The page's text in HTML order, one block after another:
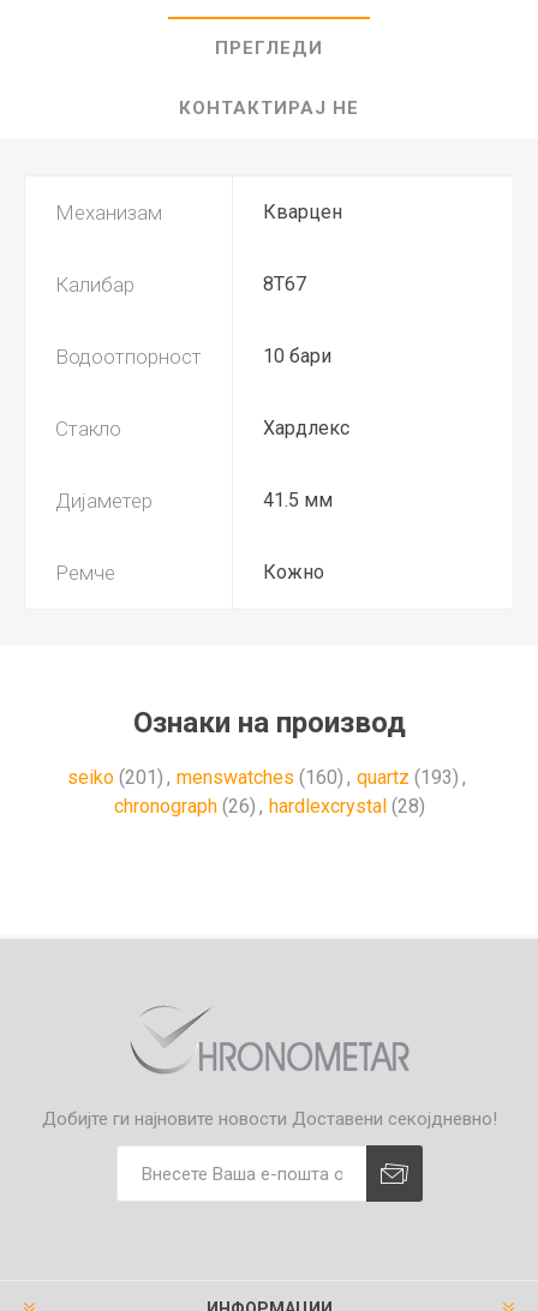
ПРЕГЛЕДИ
КОНТАКТИРАЈ НЕ
Механизам Кварцен
Калибар 8T67
Водоотпорност 10 бари
Стакло Хардлекс
Дијаметер 41.5 мм
Ремче Кожно
Ознаки на производ
seiko (201) , menswatches (160) , quartz (193) ,
chronograph (26) , hardlexcrystal (28)
Добијте ги најновите новости Доставени секојдневно!